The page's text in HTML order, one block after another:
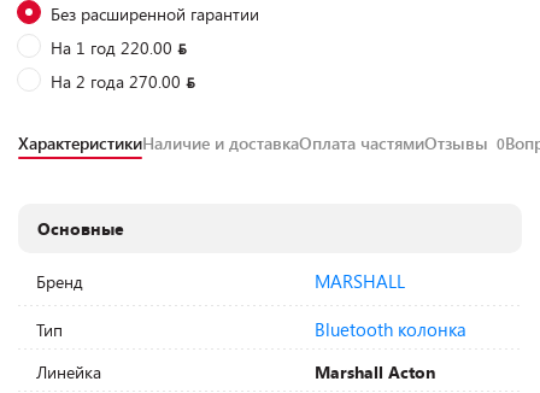
Без расширенной гарантии
На 1 год 220.00
На 2 года 270.00
ХарактеристикиНаличие и доставкаОплата частямиОтзывы 0
Основные
Бренд MARSHALL
Тип Bluetooth колонка
Линейка
Marshall Acton